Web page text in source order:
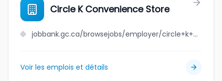
Circle K Convenience Store
jobbank.gc.ca/browsejobs/employer/circle+k+convenience+store/ca
Voir les emplois et détails